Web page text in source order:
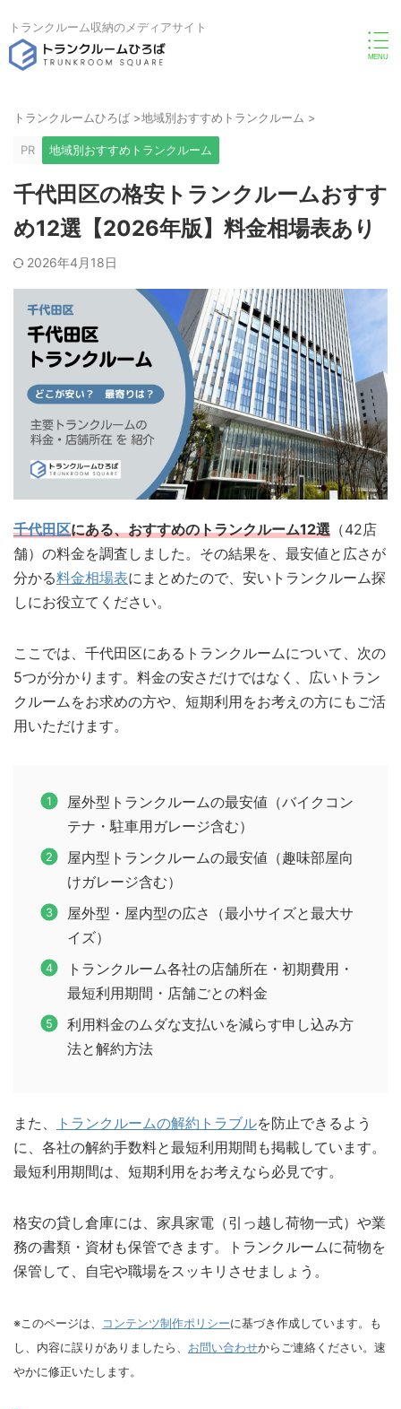
トランクルーム収納のメディアサイト
トランクルームひろば >地域別おすすめトランクルーム >
PR 地域別おすすめトランクルーム
千代田区の格安トランクルームおすす
め12選【2026年版】料金相場表あり
2026年4月18日
千代田区にある、おすすめのトランクルーム12選 （42店
舗）の料金を調査しました。その結果を、最安値と広さが
分かる料金相場表にまとめたので、安いトランクルーム探
しにお役立てください。
ここでは、千代田区にあるトランクルームについて、次の
5つが分かります。料金の安さだけではなく、広いトラン
クルームをお求めの方や、短期利用をお考えの方にもご活
用いただけます。
屋外型トランクルームの最安値（バイクコン
テナ・駐車用ガレージ含む）
屋内型トランクルームの最安値（趣味部屋向
けガレージ含む）
屋外型・屋内型の広さ（最小サイズと最大サ
イズ）
トランクルーム各社の店舗所在・初期費用・
最短利用期間・店舗ごとの料金
利用料金のムダな支払いを減らす申し込み方
法と解約方法
また、 トランクルームの解約トラブルを防止できるよう
に、各社の解約手数料と最短利用期間も掲載しています。
最短利用期間は、短期利用をお考えなら必見です。
格安の貸し倉庫には、家具家電（引っ越し荷物一式）や業
務の書類・資材も保管できます。トランクルームに荷物を
保管して、自宅や職場をスッキリさせましょう。
※このページは、 コンテンツ制作ポリシーに基づき作成しています。も
し、内容に誤りがありましたら、 お問い合わせからご連絡ください。速
やかに修正いたします。